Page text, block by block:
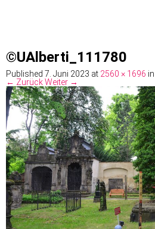
©UAlberti_111780
Published 7. Juni 2023 at 2560 × 1696 in
← ZurückWeiter →